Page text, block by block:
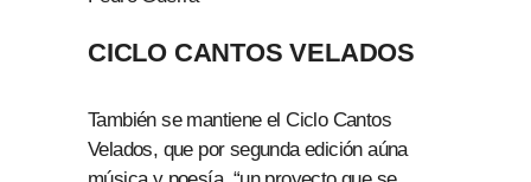
CICLO CANTOS VELADOS
También se mantiene el Ciclo Cantos
Velados, que por segunda edición aúna